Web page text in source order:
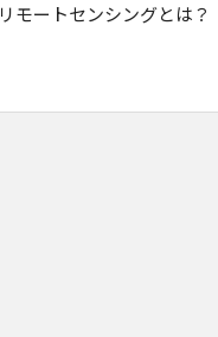
リモートセンシングとは？